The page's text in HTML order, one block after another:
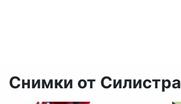
Снимки от Силистра